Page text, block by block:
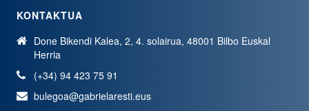
KONTAKTUA
Done Bikendi Kalea, 2, 4. solairua, 48001 Bilbo Euskal
Herria
(+34) 94 423 75 91
bulegoa@gabrielaresti.eus